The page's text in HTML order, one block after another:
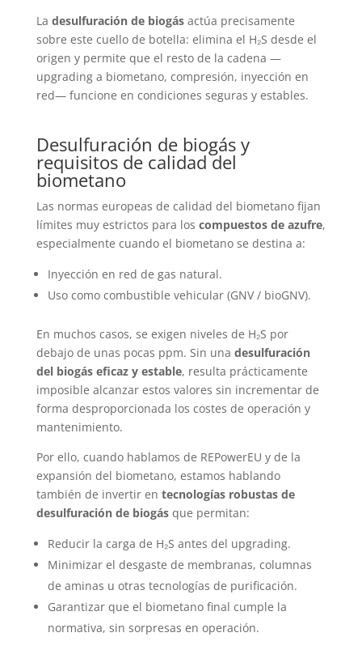
La desulfuración de biogásactúa precisamente
sobre este cuello de botella: elimina el H₂S desde el
origen y permite que el resto de la cadena —
upgrading a biometano, compresión, inyección en
red— funcione en condiciones seguras y estables.
Desulfuración de biogás y
requisitos de calidad del
biometano
Las normas europeas de calidad del biometano fijan
límites muy estrictos para los compuestos de azufre,
especialmente cuando el biometano se destina a:
Inyección en red de gas natural.
Uso como combustible vehicular (GNV / bioGNV).
En muchos casos, se exigen niveles de H₂S por
debajo de unas pocas ppm. Sin una desulfuración
del biogás eficaz y estable, resulta prácticamente
imposible alcanzar estos valores sin incrementar de
forma desproporcionada los costes de operación y
mantenimiento.
Por ello, cuando hablamos de REPowerEU y de la
expansión del biometano, estamos hablando
también de invertir en tecnologías robustas de
desulfuración de biogásque permitan:
Reducir la carga de H₂S antes del upgrading.
Minimizar el desgaste de membranas, columnas
de aminas u otras tecnologías de purificación.
Garantizar que el biometano final cumple la
normativa, sin sorpresas en operación.